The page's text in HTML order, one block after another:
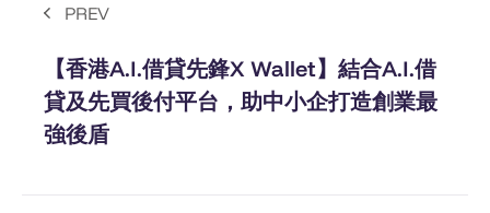
PREV
【香港A.I.借貸先鋒X Wallet】結合A.I.借
貸及先買後付平台，助中小企打造創業最
強後盾